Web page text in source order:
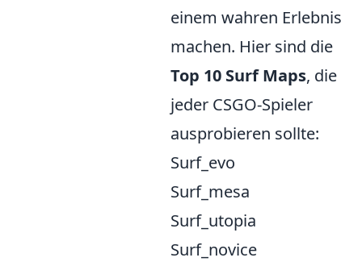
einem wahren Erlebnis
machen. Hier sind die
Top 10 Surf Maps, die
jeder CSGO-Spieler
ausprobieren sollte:
Surf_evo
Surf_mesa
Surf_utopia
Surf_novice